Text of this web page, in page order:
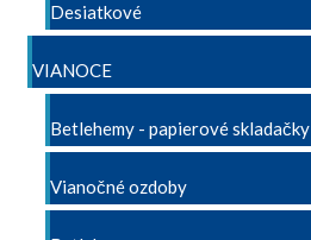
Desiatkové
VIANOCE
Betlehemy - papierové skladačky
Vianočné ozdoby